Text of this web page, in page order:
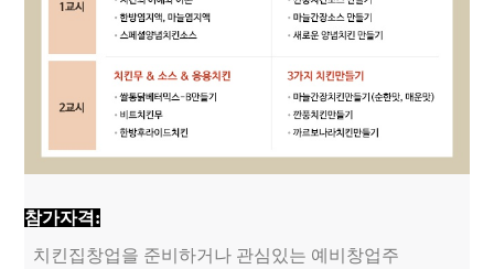
참가자격:
치킨집창업을 준비하거나 관심있는 예비창업주